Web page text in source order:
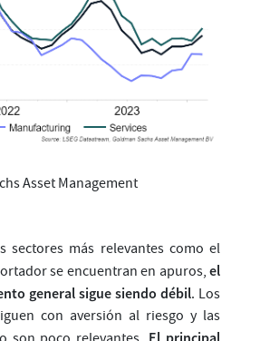
Asset Management
sectores más relevantes como el
se encuentran en apuros, el
general sigue siendo débil. Los
con aversión al riesgo y las